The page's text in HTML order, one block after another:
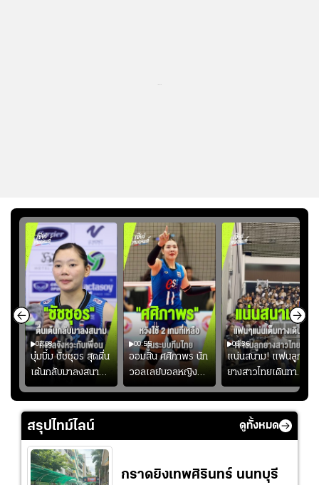
01:08
บุ๋มบิ๋ม ชัชชุอร สุดตื่น
เต้นกลับมาลงสนาม
ให้ทีมชาติ แอบกังวล
จังหวะไม่เข้ากับเพื่อน
00:55
ออมสิน ศศิภาพร นัก
วอลเลย์บอลหญิงทีม
ชาติไทย หวังใช้ 2
เกมที่เหลือ ปรับจู
00:36
แน่นสนาม! แฟนลูก
ยางสาวไทยเดินทาง
เข้ามาเชียร์สาวไทย
อย่างคึกคัก เพื่อให้
กำลังใจ ก่อนที่สาว
สรุปไทม์ไลน์ ดูทั้งหมด
กราดยิงเทพศิรินทร์ นนทบุรี